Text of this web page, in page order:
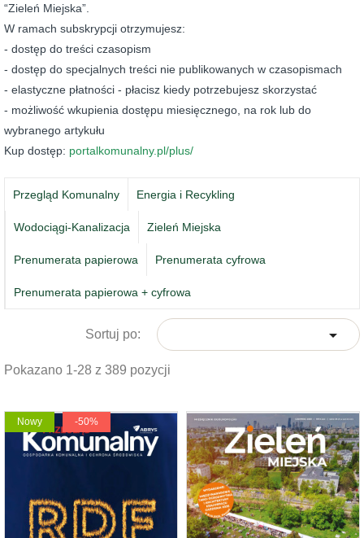
“Zieleń Miejska”.
W ramach subskrypcji otrzymujesz:
- dostęp do treści czasopism
- dostęp do specjalnych treści nie publikowanych w czasopismach
- elastyczne płatności - płacisz kiedy potrzebujesz skorzystać
- możliwość wkupienia dostępu miesięcznego, na rok lub do
wybranego artykułu
Kup dostęp: portalkomunalny.pl/plus/
Przegląd Komunalny Energia i Recykling
Wodociągi-Kanalizacja Zieleń Miejska
Prenumerata papierowa Prenumerata cyfrowa
Prenumerata papierowa + cyfrowa
Sortuj po: 
Pokazano 1-28 z 389 pozycji
Nowy -50%